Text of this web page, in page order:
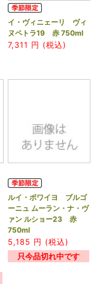
イ・ヴィニェーリ ヴィ
ヌペトラ19 赤 750ml
7,311 円 (税込)
ルイ・ボワイヨ ブルゴ
ーニュ ムーラン・ナ・ヴ
ァン ルショー23 赤
750ml
5,185 円 (税込)
只今品切れ中です